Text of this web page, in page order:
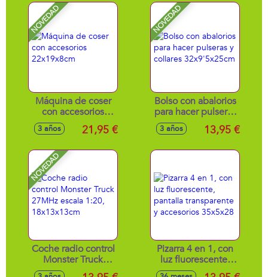
24cm diámetro
NOVEDAD
Máquina de coser
con accesorios
22x19x8cm
3 años 21,95 €
NOVEDAD
Bolso con abalorios
para hacer pulseras
y collares
32x9'5x25cm
3 años 13,95 €
NOVEDAD
Coche radio control
Monster Truck
27MHz escala 1:20,
Pizarra 4 en 1, con
luz fluorescente,
pantalla